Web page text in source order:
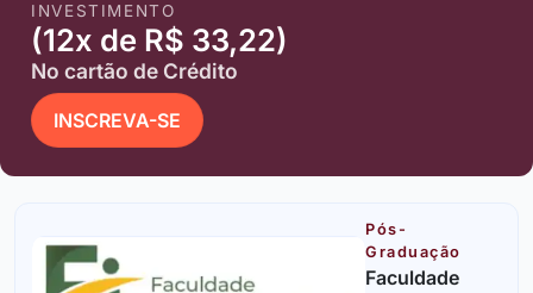
INVESTIMENTO
(12x de R$ 33,22)
No cartão de Crédito
INSCREVA-SE
Pós-
Graduação
Faculdade